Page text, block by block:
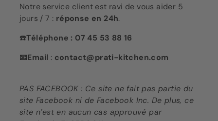
Notre service client est ravi de vous aider 5
jours / 7 : réponse en 24h.
☎️Téléphone : 07 45 53 88 16
📧Email : contact@prati-kitchen.com
PAS FACEBOOK : Ce site ne fait pas partie du
site Facebook ni de Facebook Inc. De plus, ce
site n’est en aucun cas approuvé par